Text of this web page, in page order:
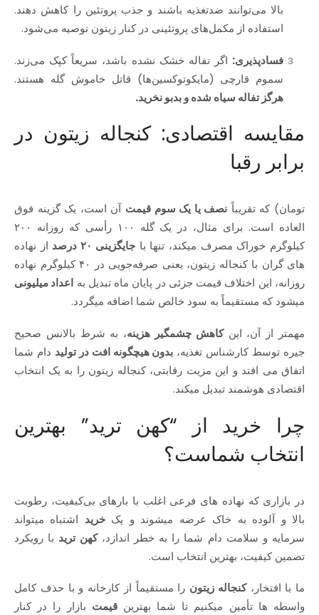
بالا می‌توانند ضدتغذیه باشند و جذب پروتئین را کاهش دهند.
استفاده از مکمل‌های پروتئینی در کنار زیتون توصیه می‌شود.
فسادپذیری: اگر تفاله خشک نشده باشد، سریعاً کپک می‌زند.
سموم قارچی (مایکوتوکسین‌ها) قاتل خاموش گله هستند.
هرگز تفاله سیاه شده و بدبو نخرید.
مقایسه اقتصادی: کنجاله زیتون در
برابر رقبا
تومان) که تقریباً نصف یا یک‌ سوم قیمت آن است، یک گزینه فوق‌
العاده است. برای مثال، در یک گله ۱۰۰ رأسی که روزانه ۲۰۰
کیلوگرم خوراک مصرف میکند، تنها باجایگزینی ۲۰ درصد
از نهاده‌
های گران با کنجاله زیتون، یعنی صرفه‌جویی در ۴۰ کیلوگرم نهاده
روزانه، این اختلاف قیمت جزئی در پایان ماه تبدیل به اعداد میلیونی
میشود که مستقیماً به سود خالص شما اضافه میگردد.
مهمتر از آن، اینکاهش چشمگیر هزینه، به شرط بالانس صحیح
جیره توسط کارشناس تغذیه، بدون هیچگونه افت در تولید دام شما
اتفاق می‌ افتد و این مزیت رقابتی، کنجاله زیتون را به یک انتخاب
اقتصادی هوشمند تبدیل میکند.
چرا خرید از “کهن ترید” بهترین
انتخاب شماست؟
در بازاری که نهاده‌ های فرعی اغلب با بارهای بی‌کیفیت، رطوبت
بالا و آلوده به خاک عرضه میشوند و یکخرید اشتباه میتواند
سرمایه و سلامت دام شما را به خطر اندازد،کهن ترید با رویکرد
تضمین کیفیت، بهترین انتخاب است.
ما با افتخار،کنجاله زیتون را مستقیماً از کارخانه و با حذف کامل
واسطه‌ ها تأمین میکنیم تا شما بهترینقیمت بازار را در کنار